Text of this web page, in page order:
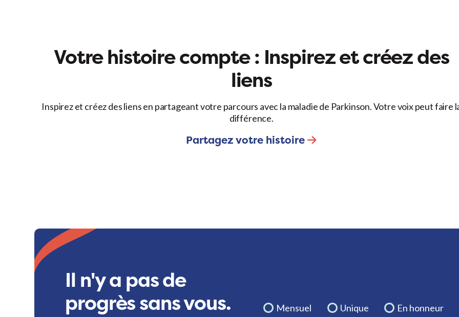
Votre histoire compte : Inspirez et créez des
liens
Inspirez et créez des liens en partageant votre parcours avec la maladie de Parkinson. Votre voix peut faire
différence.
Partagez votre histoire
Il n'y a pas de
progrès sans vous.
Mensuel Unique En honneur